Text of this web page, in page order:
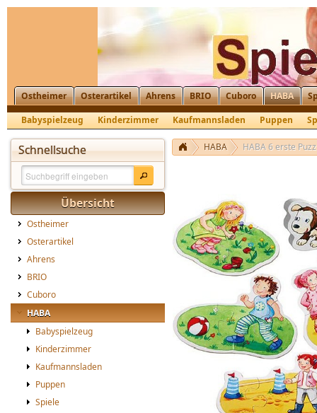
Ostheimer Osterartikel Ahrens BRIO Cuboro HABA
Babyspielzeug
Kinderzimmer Kaufmannsladen Puppen
Schnellsuche
Übersicht
Ostheimer
Osterartikel
Ahrens
BRIO
Cuboro
HABA
Babyspielzeug
Kinderzimmer
Kaufmannsladen
Puppen
Spiele
HABA HABA 6 erste